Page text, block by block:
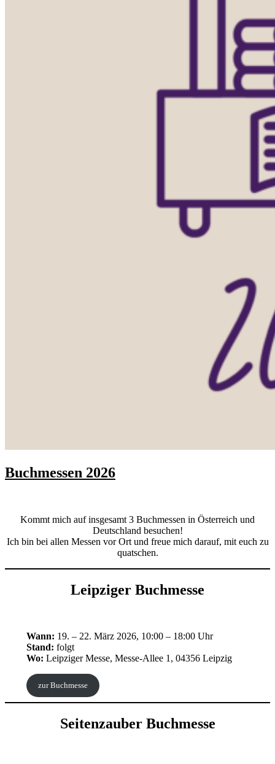
Buchmessen 2026
Kommt mich auf insgesamt 3 Buchmessen in Österreich und
Deutschland besuchen!
Ich bin bei allen Messen vor Ort und freue mich darauf, mit euch zu
quatschen.
Leipziger Buchmesse
Wann: 19. – 22. März 2026, 10:00 – 18:00 Uhr
Stand: folgt
Wo: Leipziger Messe, Messe-Allee 1, 04356 Leipzig
zur Buchmesse
Seitenzauber Buchmesse